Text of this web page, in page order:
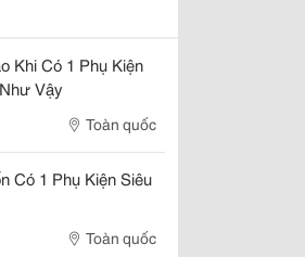
Khi Có 1 Phụ Kiện
Vậy
Toàn quốc
Có 1 Phụ Kiện Siêu
Toàn quốc